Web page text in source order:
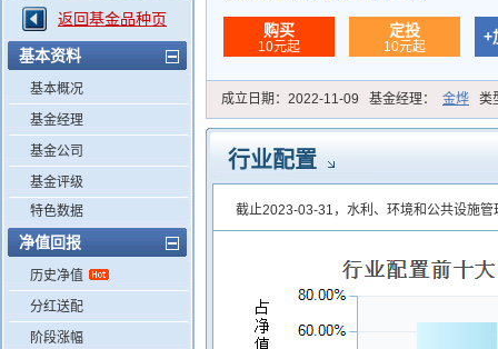
返回基金品种页
基本资料
基本概况
基金经理
基金公司
基金评级
特色数据
净值回报
历史净值
分红送配
阶段涨幅
购买
10元起
定投
10元起
+
成立日期： 2022-11-09 基金经理： 金烨 类
行业配置
截止2023-03-31，水利、环境和公共设施